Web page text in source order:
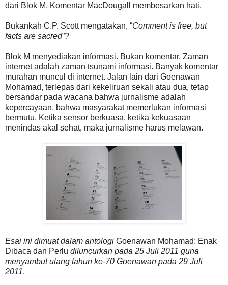
dari Blok M. Komentar MacDougall membesarkan hati.
Bukankah C.P. Scott mengatakan, “Comment is free, but
facts are sacred”?
Blok M menyediakan informasi. Bukan komentar. Zaman
internet adalah zaman tsunami informasi. Banyak komentar
murahan muncul di internet. Jalan lain dari Goenawan
Mohamad, terlepas dari kekeliruan sekali atau dua, tetap
bersandar pada wacana bahwa jurnalisme adalah
kepercayaan, bahwa masyarakat memerlukan informasi
bermutu. Ketika sensor berkuasa, ketika kekuasaan
menindas akal sehat, maka jurnalisme harus melawan.
Esai ini dimuat dalam antologi Goenawan Mohamad: Enak
Dibaca dan Perlu diluncurkan pada 25 Juli 2011 guna
menyambut ulang tahun ke-70 Goenawan pada 29 Juli
2011.